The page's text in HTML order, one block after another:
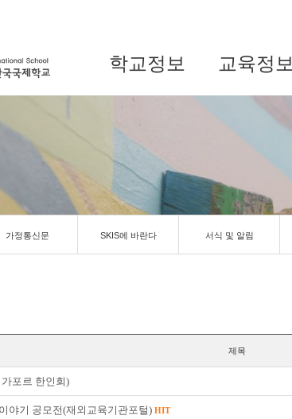
학교정보 교육정보
가정통신문 SKIS에 바란다 서식 및 알림
제목
포르 한인회)
야기 공모전(재외교육기관포털) HIT